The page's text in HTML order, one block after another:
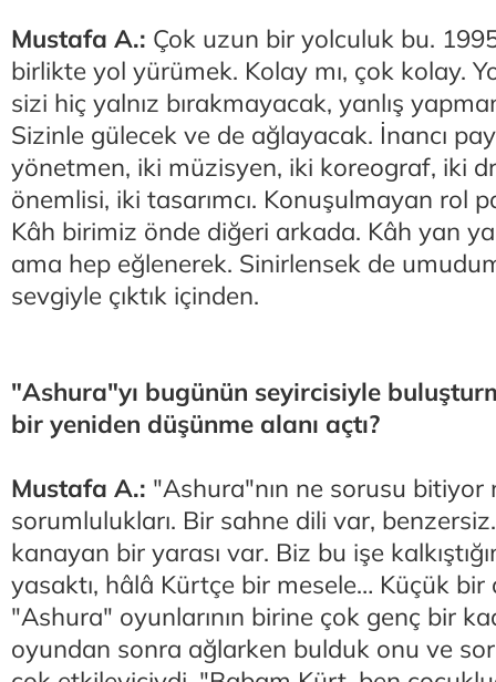
Mustafa A.: Çok uzun bir yolculuk bu.
birlikte yol yürümek. Kolay mı, çok kolay.
sizi hiç yalnız bırakmayacak, yanlış
Sizinle gülecek ve de ağlayacak. İnancı
yönetmen, iki müzisyen, iki koreograf, iki
önemlisi, iki tasarımcı. Konuşulmayan rol
Kâh birimiz önde diğeri arkada. Kâh yan
ama hep eğlenerek. Sinirlensek de
sevgiyle çıktık içinden.
"Ashura"yı bugünün seyircisiyle
bir yeniden düşünme alanı açtı?
Mustafa A.: "Ashura"nın ne sorusu bitiyor
sorumlulukları. Bir sahne dili var,
kanayan bir yarası var. Biz bu işe
yasaktı, hâlâ Kürtçe bir mesele… Küçük bir
"Ashura" oyunlarının birine çok genç bir
oyundan sonra ağlarken bulduk onu ve